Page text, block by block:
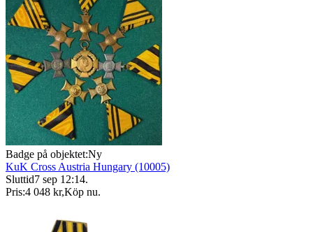
Badge på objektet:Ny
KuK Cross Austria Hungary (10005)
Sluttid7 sep 12:14.
Pris:4 048 kr,Köp nu.